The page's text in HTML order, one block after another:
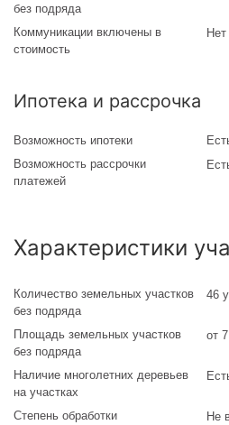
без подряда
Коммуникации включены в
стоимость
Нет
Ипотека и рассрочка
Возможность ипотеки
Возможность рассрочки
платежей
Характеристики
Количество земельных участков
без подряда
46
Площадь земельных участков
без подряда
от
Наличие многолетних деревьев
на участках
Степень обработки
Не